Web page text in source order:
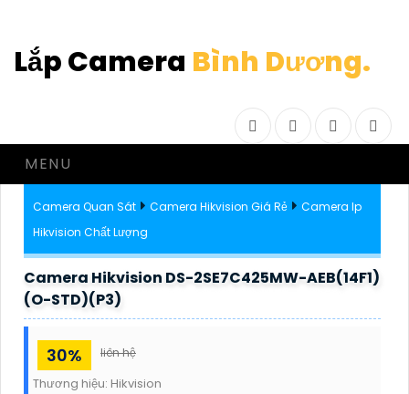
Lắp Camera Bình Dương.
FacebookTwitter Instagram
MENU
Camera Quan Sát Camera Hikvision Giá Rẻ
Camera Ip
Hikvision Chất Lượng
Camera Hikvision DS-2SE7C425MW-AEB(14F1)
(O-STD)(P3)
30% liên hệ
Thương hiệu: Hikvision